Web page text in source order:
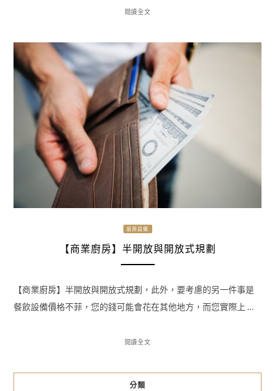
閱讀全文
廚房設備
【商業廚房】半開放與開放式規劃
【商業廚房】半開放與開放式規劃，此外，要考慮的另一件事是
餐飲設備價格不菲，您的錢可能會花在其他地方，而您實際上 …
閱讀全文
分類